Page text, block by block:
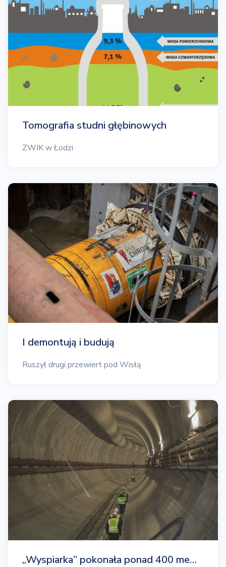
Tomografia studni głębinowych
ZWIK w Łodzi
I demontują i budują
Ruszył drugi przewiert pod Wisłą
„Wyspiarka” pokonała ponad 400 me…